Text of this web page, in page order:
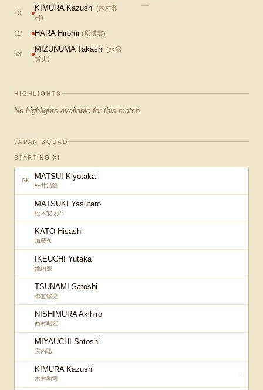
10'
KIMURA Kazushi (木村和
司 )
11' HARA Hiromi (原博実)
53'
MIZUNUMA Takashi (水沼
貴史)
—
HIGHLIGHTS
No highlights available for this match.
JAPAN SQUAD
STARTING XI
GK MATSUI Kiyotaka
松井清隆
MATSUKI Yasutaro
松木安太郎
KATO Hisashi
加藤久
IKEUCHI Yutaka
池内豊
TSUNAMI Satoshi
都並敏史
NISHIMURA Akihiro
西村昭宏
MIYAUCHI Satoshi
宮内聡
KIMURA Kazushi
木村和司
↓